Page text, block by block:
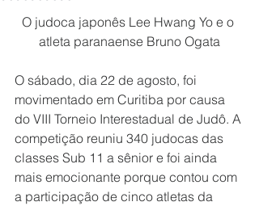
O judoca japonês Lee Hwang Yo e o
atleta paranaense Bruno Ogata
O sábado, dia 22 de agosto, foi
movimentado em Curitiba por causa
do VIII Torneio Interestadual de Judô. A
competição reuniu 340 judocas das
classes Sub 11 a sênior e foi ainda
mais emocionante porque contou com
a participação de cinco atletas da